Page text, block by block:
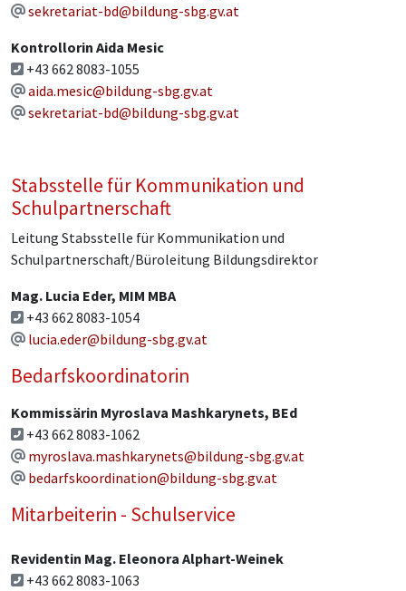
sekretariat-bd@bildung-sbg.gv.at
Kontrollorin Aida Mesic
+43 662 8083-1055
aida.mesic@bildung-sbg.gv.at
sekretariat-bd@bildung-sbg.gv.at
Stabsstelle für Kommunikation und
Schulpartnerschaft
Leitung Stabsstelle für Kommunikation und
Schulpartnerschaft/Büroleitung Bildungsdirektor
Mag. Lucia Eder, MIM MBA
+43 662 8083-1054
lucia.eder@bildung-sbg.gv.at
Bedarfskoordinatorin
Kommissärin Myroslava Mashkarynets, BEd
+43 662 8083-1062
myroslava.mashkarynets@bildung-sbg.gv.at
bedarfskoordination@bildung-sbg.gv.at
Mitarbeiterin - Schulservice
Revidentin Mag. Eleonora Alphart-Weinek
+43 662 8083-1063